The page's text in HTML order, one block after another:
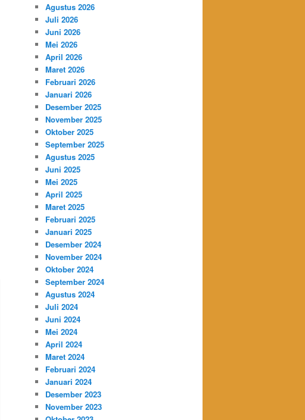
Agustus 2026
Juli 2026
Juni 2026
Mei 2026
April 2026
Maret 2026
Februari 2026
Januari 2026
Desember 2025
November 2025
Oktober 2025
September 2025
Agustus 2025
Juni 2025
Mei 2025
April 2025
Maret 2025
Februari 2025
Januari 2025
Desember 2024
November 2024
Oktober 2024
September 2024
Agustus 2024
Juli 2024
Juni 2024
Mei 2024
April 2024
Maret 2024
Februari 2024
Januari 2024
Desember 2023
November 2023